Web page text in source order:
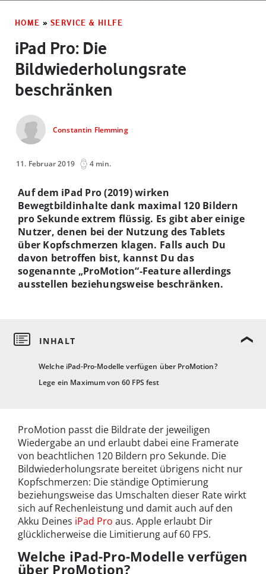
HOME » SERVICE & HILFE
iPad Pro: Die
Bildwiederholungsrate
beschränken
Constantin Flemming
11. Februar 2019 4 min.
Welche iPad-Pro-Modelle verfügen über ProMotion?
Lege ein Maximum von 60 FPS fest
Auf dem iPad Pro (2019) wirken
Bewegtbildinhalte dank maximal 120 Bildern
pro Sekunde extrem flüssig. Es gibt aber einige
Nutzer, denen bei der Nutzung des Tablets
über Kopfschmerzen klagen. Falls auch Du
davon betroffen bist, kannst Du das
sogenannte „ProMotion“-Feature allerdings
ausstellen beziehungsweise beschränken.
ProMotion passt die Bildrate der jeweiligen
Wiedergabe an und erlaubt dabei eine Framerate
von beachtlichen 120 Bildern pro Sekunde. Die
Bildwiederholungsrate bereitet übrigens nicht nur
Kopfschmerzen: Die ständige Optimierung
beziehungsweise das Umschalten dieser Rate wirkt
sich auf Rechenleistung und damit auch auf den
Akku Deines iPad Pro aus. Apple erlaubt Dir
glücklicherweise die Limitierung auf 60 FPS.
Welche iPad-Pro-Modelle verfügen
über ProMotion?